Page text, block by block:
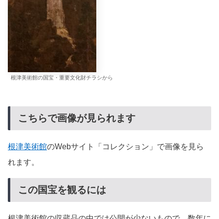
根津美術館の国宝・重要文化財チラシから
こちらで画像が見られます
根津美術館のWebサイト「コレクション」で画像を見ら
れます。
この国宝を観るには